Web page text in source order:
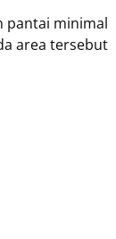
pantai minimal
area tersebut